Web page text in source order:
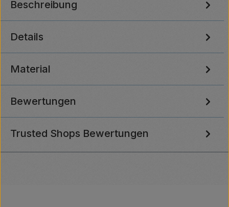
Beschreibung
Details
Material
Bewertungen
Trusted Shops Bewertungen